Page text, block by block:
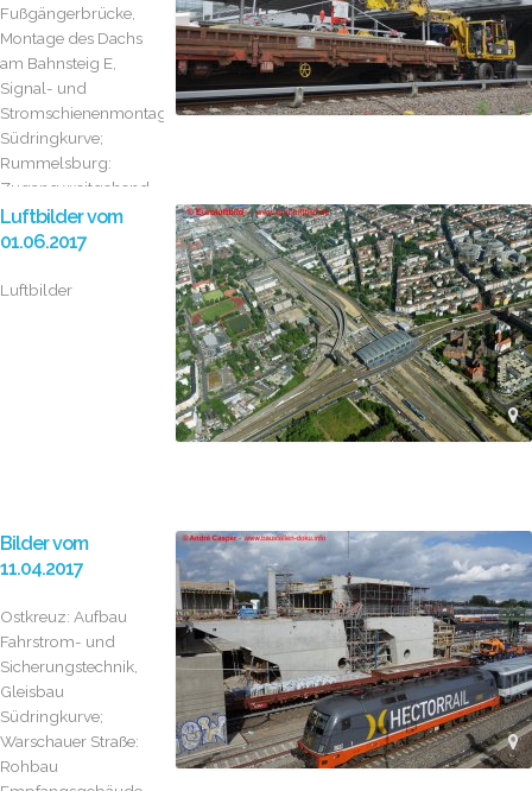
Fußgängerbrücke,
Montage des Dachs
am Bahnsteig E,
Signal- und
Stromschienenmontage
Südringkurve;
Rummelsburg:
Zugang weitgehend
fertiggestellt;...
Luftbilder vom
01.06.2017
Luftbilder
Bilder vom
11.04.2017
Ostkreuz: Aufbau
Fahrstrom- und
Sicherungstechnik,
Gleisbau
Südringkurve;
Warschauer Straße:
Rohbau